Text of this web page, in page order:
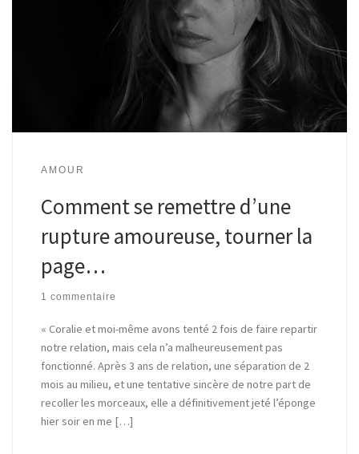
AMOUR
Comment se remettre d’une
rupture amoureuse, tourner la
page…
1 commentaire
« Coralie et moi-même avons tenté 2 fois de faire repartir
notre relation, mais cela n’a malheureusement pas
fonctionné. Après 3 ans de relation, une séparation de 2
mois au milieu, et une tentative sincère de notre part de
recoller les morceaux, elle a définitivement jeté l’éponge
hier soir en me […]